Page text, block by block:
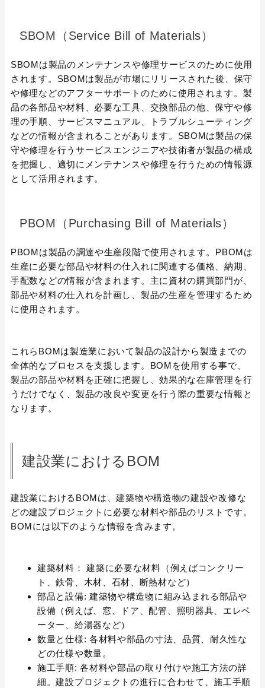
SBOM（Service Bill of Materials）
SBOMは製品のメンテナンスや修理サービスのために使用
されます。SBOMは製品が市場にリリースされた後、保守
や修理などのアフターサポートのために使用されます。製
品の各部品や材料、必要な工具、交換部品の他、保守や修
理の手順、サービスマニュアル、トラブルシューティング
などの情報が含まれることがあります。SBOMは製品の保
守や修理を行うサービスエンジニアや技術者が製品の構成
を把握し、適切にメンテナンスや修理を行うための情報源
として活用されます。
PBOM（Purchasing Bill of Materials）
PBOMは製品の調達や生産段階で使用されます。PBOMは
生産に必要な部品や材料の仕入れに関連する価格、納期、
手配数などの情報が含まれます。主に資材の購買部門が、
部品や材料の仕入れを計画し、製品の生産を管理するため
に使用されます。
これらBOMは製造業において製品の設計から製造までの
全体的なプロセスを支援します。BOMを使用する事で、
製品の部品や材料を正確に把握し、効果的な在庫管理を行
うだけでなく、製品の改良や変更を行う際の重要な情報と
なります。
建設業におけるBOM
建設業におけるBOMは、建築物や構造物の建設や改修な
どの建設プロジェクトに必要な材料や部品のリストです。
BOMには以下のような情報を含みます。
建築材料： 建築に必要な材料（例えばコンクリー
ト、鉄骨、木材、石材、断熱材など）
部品と設備: 建築物や構造物に組み込まれる部品や
設備（例えば、窓、ドア、配管、照明器具、エレベ
ーター、給湯器など）
数量と仕様: 各材料や部品の寸法、品質、耐久性な
どの仕様や数量。
施工手順: 各材料や部品の取り付けや施工方法の詳
細。建設プロジェクトの進行に合わせて、施工手順